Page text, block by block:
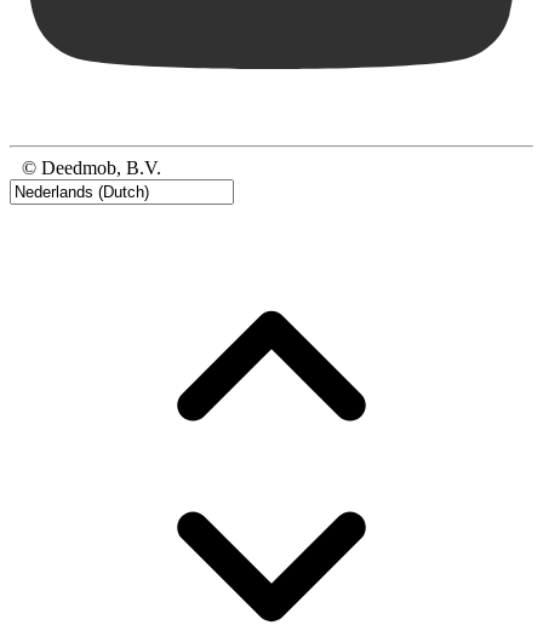
© Deedmob, B.V.